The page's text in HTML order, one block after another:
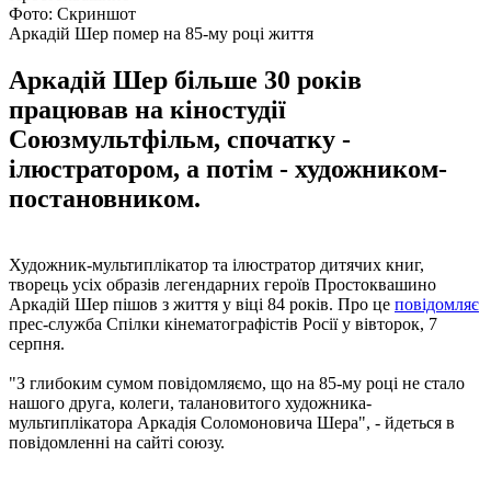
Фото: Скриншот
Аркадій Шер помер на 85-му році життя
Аркадій Шер більше 30 років
працював на кіностудії
Союзмультфільм, спочатку -
ілюстратором, а потім - художником-
постановником.
Художник-мультиплікатор та ілюстратор дитячих книг,
творець усіх образів легендарних героїв Простоквашино
Аркадій Шер пішов з життя у віці 84 років. Про це повідомляє
прес-служба Спілки кінематографістів Росії у вівторок, 7
серпня.
"З глибоким сумом повідомляємо, що на 85-му році не стало
нашого друга, колеги, талановитого художника-
мультиплікатора Аркадія Соломоновича Шера", - йдеться в
повідомленні на сайті союзу.